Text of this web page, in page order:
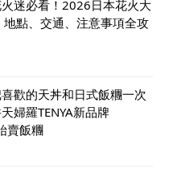
火迷必看！2026日本花火大
點、交通、注意事項全攻
喜歡的天丼和日式飯糰一次
婦羅TENYA新品牌
賣飯糰